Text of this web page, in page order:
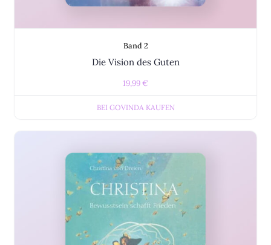
Band 2
Die Vision des Guten
19,99€
BEI GOVINDA KAUFEN